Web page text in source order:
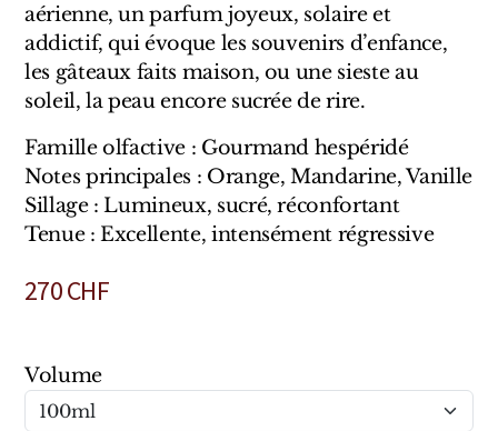
aérienne, un parfum joyeux, solaire et
addictif, qui évoque les souvenirs d’enfance,
les gâteaux faits maison, ou une sieste au
soleil, la peau encore sucrée de rire.
Famille olfactive : Gourmand hespéridé
Notes principales : Orange, Mandarine, Vanille
Sillage : Lumineux, sucré, réconfortant
Tenue : Excellente, intensément régressive
270CHF
Volume
Clive Christian
Marques Argentines
Altaia
Pour Elle
Bougies